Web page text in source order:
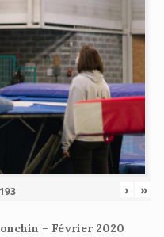
193 › »
– Février 2020